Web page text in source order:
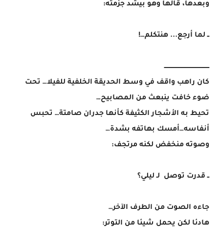
وبعدها، قالها وهو بيشد جزمته:
ــ لما أرجع... هنتكلم…!
ــــــــــــــــــــــــــــــــــــــــــــــ
كان راهب واقف في وسط الحديقة الخلفية للفيلا… تحت
ضوء خافت ينبعث من المصابيح…
تحيط به الأشجار الكثيفة كأنها جدران صامتة… تحبس
أنفاسه…أمسك بهاتفه بشدة…
وصوته منخفض لكنه مرتجف:
ــ قدرت توصل لـ ليلي؟
جاءه الصوت من الطرف الآخر…
هادئا لكن يحمل شيئا من التوتر: